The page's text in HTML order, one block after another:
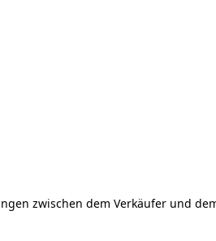
zwischen dem Verkäufer und